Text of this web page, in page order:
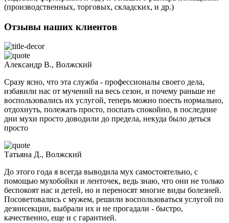
(производственных, торговых, складских, и др.)
Отзывы наших клиентов
Александр В., Волжский
Сразу ясно, что эта служба - профессионалы своего дела,
избавили нас от мучений на весь сезон, и почему раньше не
воспользовались их услугой, теперь можно поесть нормально,
отдохнуть, полежать просто, поспать спокойно, в последние
дни мухи просто доводили до предела, некуда было деться
просто
Татьяна Д., Волжский
До этого года я всегда выводила мух самостоятельно, с
помощью мухобойки и ленточек, ведь знаю, что они не только
беспокоят нас и детей, но и переносят многие виды болезней.
Посоветовались с мужем, решили воспользоваться услугой по
дезинсекции, выбрали их и не прогадали - быстро,
качественно, еще и с гарантией.